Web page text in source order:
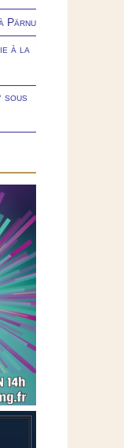
Pärnu
à la
sous